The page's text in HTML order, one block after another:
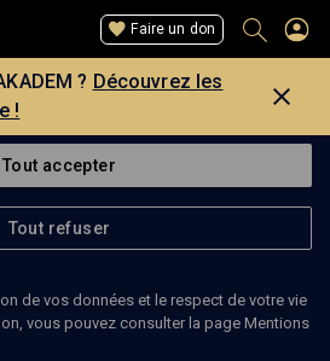
Faire un don
? Découvrez les
!
Tout accepter
Tout refuser
de vos données et le respect de votre vie
vous pouvez consulter la page Mentions